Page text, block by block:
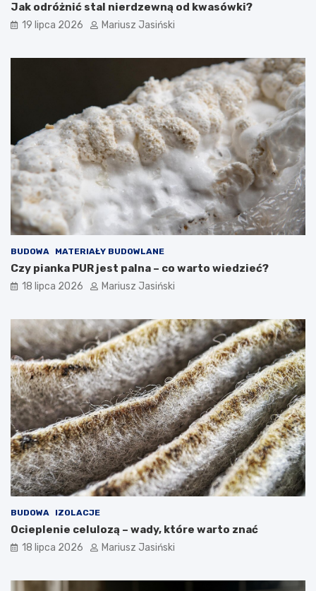
Jak odróżnić stal nierdzewną od kwasówki?
19 lipca 2026 Mariusz Jasiński
BUDOWA MATERIAŁY BUDOWLANE
Czy pianka PUR jest palna – co warto wiedzieć?
18 lipca 2026 Mariusz Jasiński
BUDOWA IZOLACJE
Ocieplenie celulozą – wady, które warto znać
18 lipca 2026 Mariusz Jasiński